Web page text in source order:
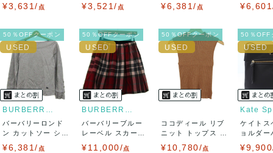
また商品には細心の注意をはらっておりますが、何かござい
ましたら、レビュー記載前に必ずコメント欄よりご連絡お願
い致します。対応できることがあれば、誠意をもって対応致
します。
また並行輸入品もございますので、真贋方法などお答えでき
ない場合もございます。
万が一、購入後に偽造品等が発覚しましたら、返品・返金に
¥3,631/ 点 ¥3,521/ 点 ¥6,381/ 点
50％OFFクーポン
BURBERRY LONDON
バーバリーロンド
ン カットソー シャ
¥6,381/ 点
50％OFFクーポン
BURBERRY BLUE LABEL
バーバリーブルー
レーベル スカート
¥11,000/点
50％OFFクーポン
ココディール リブ
ニット トップス ノ
¥10,780/点
50％OFF
Kate
ケイトス
ョルダ